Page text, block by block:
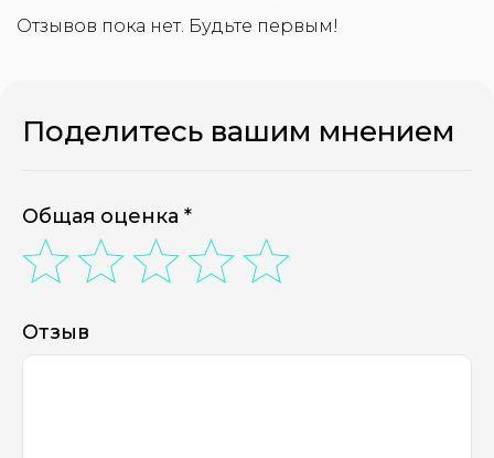
Отзывов пока нет. Будьте первым!
Поделитесь вашим мнением
Общая оценка *
Отзыв